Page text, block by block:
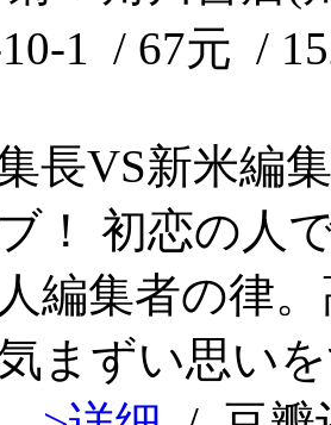
1 / 67元 /
長VS新米編
！ 初恋の人
編集者の律
まずい思い